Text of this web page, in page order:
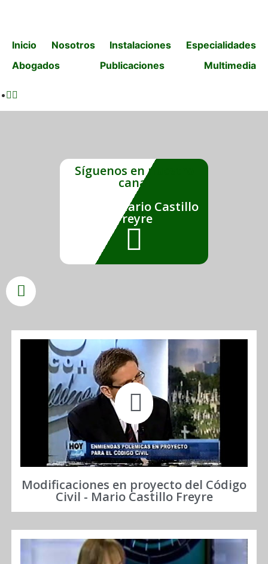
Inicio Nosotros Instalaciones
Especialidades
Abogados
Publicaciones Multimedia
Síguenos en nuestro
canal
Estudio Mario Castillo
Freyre
Modificaciones en proyecto del Código
Civil - Mario Castillo Freyre